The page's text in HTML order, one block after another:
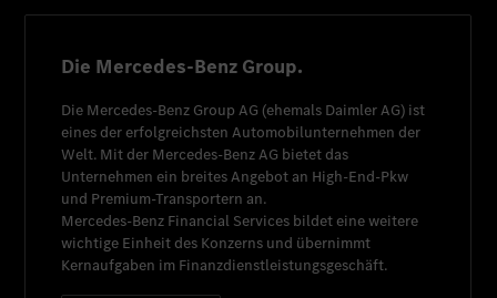
Die Mercedes-Benz Group.
Die Mercedes-Benz Group AG (ehemals Daimler AG) ist
eines der erfolgreichsten Automobilunternehmen der
Welt. Mit der Mercedes-Benz AG bietet das
Unternehmen ein breites Angebot an High-End-Pkw
und Premium-Transportern an.
Mercedes-Benz Financial Services bildet eine weitere
wichtige Einheit des Konzerns und übernimmt
Kernaufgaben im Finanzdienstleistungsgeschäft.